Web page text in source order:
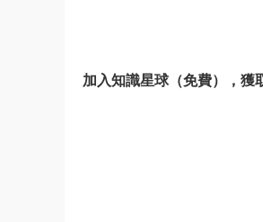
加入知識星球（免費），獲